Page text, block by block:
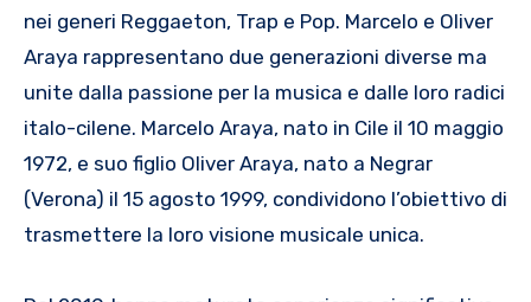
nei generi Reggaeton, Trap e Pop. Marcelo e Oliver
Araya rappresentano due generazioni diverse ma
unite dalla passione per la musica e dalle loro radici
italo-cilene. Marcelo Araya, nato in Cile il 10 maggio
1972, e suo figlio Oliver Araya, nato a Negrar
(Verona) il 15 agosto 1999, condividono l’obiettivo di
trasmettere la loro visione musicale unica.